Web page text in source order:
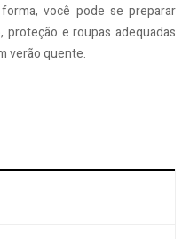
você pode se preparar
proteção e roupas adequadas
verão quente.